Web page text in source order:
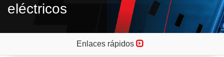
eléctricos
Enlaces rápidos